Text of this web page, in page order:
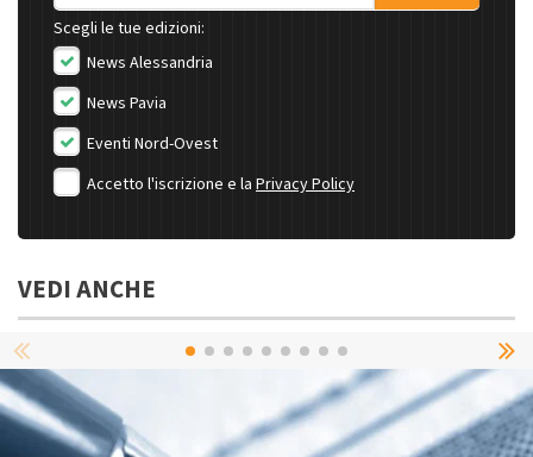
Scegli le tue edizioni:
News Alessandria
News Pavia
Eventi Nord-Ovest
Accetto l'iscrizione e la Privacy Policy
VEDI ANCHE